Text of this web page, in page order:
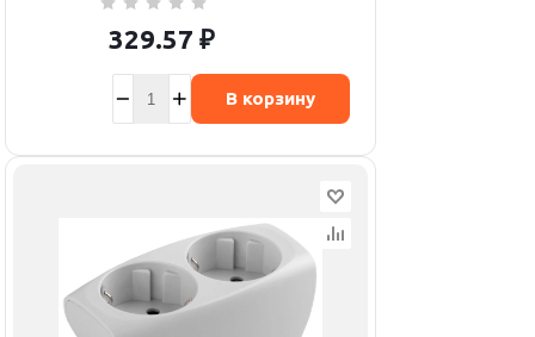
329.57 ₽
В корзину